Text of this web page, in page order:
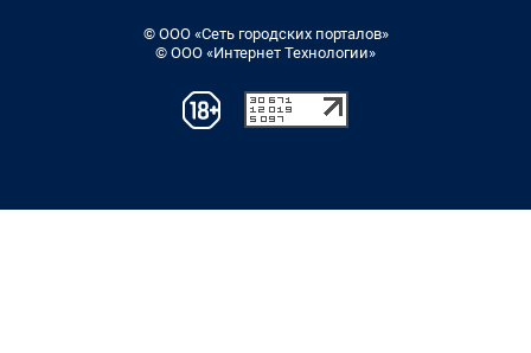
© ООО «Сеть городских порталов»
© ООО «Интернет Технологии»